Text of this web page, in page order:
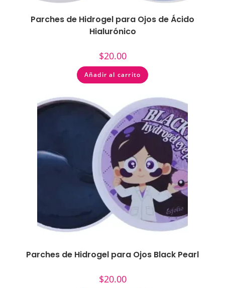
Parches de Hidrogel para Ojos de Ácido
Hialurónico
$20.00
Añadir al carrito
Parches de Hidrogel para Ojos Black Pearl
$20.00